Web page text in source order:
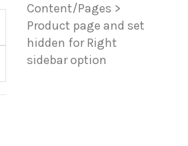
Content/Pages >
Product page and set
hidden for Right
sidebar option